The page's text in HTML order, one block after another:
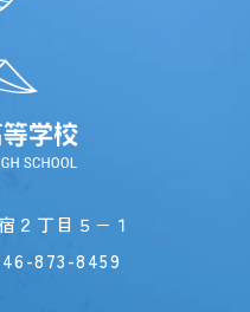
２丁目５−１
873-8459